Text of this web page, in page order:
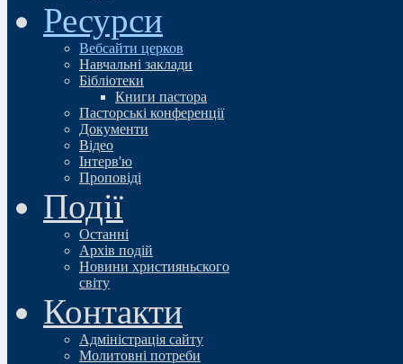
Ресурси
Вебсайти церков
Навчальні заклади
Бібліотеки
Книги пастора
Пасторські конференції
Документи
Відео
Iнтерв'ю
Проповіді
Події
Останні
Архів подій
Новини християньского
свiту
Контакти
Адміністрація сайту
Молитовні потреби